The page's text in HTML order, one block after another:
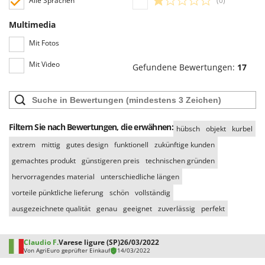
Mowox
MTD
N
New O.M.R.A.
Ninja
Novital
NuAir
NuovaFac
O
Officine Savioli
Oliviero
Olix
OMA
Multimedia
Mit Fotos
Mit Video Gefundene Bewertungen: 17
Filtern Sie nach Bewertungen, die erwähnen: hübsch objekt
kurbel
extrem
mittig gutes design funktionell
zukünftige kunden
gemachtes produkt günstigeren preis technischen gründen
hervorragendes material
unterschiedliche längen
vorteile pünktliche lieferung schön vollständig
ausgezeichnete qualität genau geeignet zuverlässig perfekt
Claudio F.Varese ligure (SP)26/03/2022
Von AgriEuro geprüfter Einkauf 14/03/2022